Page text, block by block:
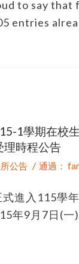
to say that
entries
1學期在校
理時程公告
公告 / 通過：
進入115學
年9月7日(一